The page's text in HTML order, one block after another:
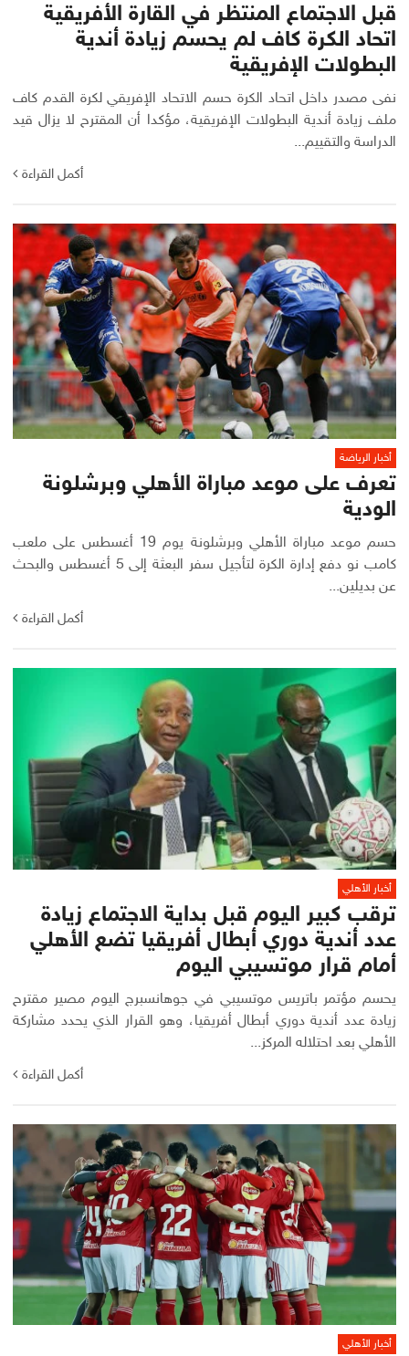
قبل الاجتماع المنتظر في القارة الأفريقية
اتحاد الكرة كاف لم يحسم زيادة أندية
البطولات الإفريقية
نفى مصدر داخل اتحاد الكرة حسم الاتحاد الإفريقي لكرة القدم كاف
ملف زيادة أندية البطولات الإفريقية، مؤكدا أن المقترح لا يزال قيد
الدراسة والتقييم...
أكمل القراءة
أخبار الرياضة
تعرف على موعد مباراة الأهلي وبرشلونة
الودية
حسم موعد مباراة الأهلي وبرشلونة يوم 19 أغسطس على ملعب
كامب نو دفع إدارة الكرة لتأجيل سفر البعثة إلى 5 أغسطس والبحث
عن بديلين...
أكمل القراءة
أخبار الأهلي
ترقب كبير اليوم قبل بداية الاجتماع زيادة
عدد أندية دوري أبطال أفريقيا تضع الأهلي
أمام قرار موتسيبي اليوم
يحسم مؤتمر باتريس موتسيبي في جوهانسبرج اليوم مصير مقترح
زيادة عدد أندية دوري أبطال أفريقيا، وهو القرار الذي يحدد مشاركة
الأهلي بعد احتلاله المركز...
أكمل القراءة
أخبار الأهلي